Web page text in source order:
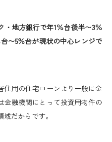
・地方銀行で年1％台後半〜3％
〜5％台が現状の中心レンジで
住用の住宅ローンより一般に金
金融機関にとって投資用物件の
だからです。